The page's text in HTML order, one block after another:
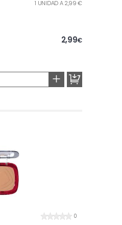
1 UNIDAD A 2,99 €
2,99€
+
0